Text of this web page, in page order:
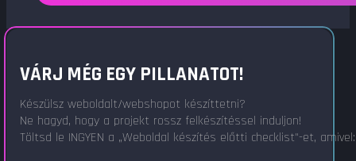
VÁRJ MÉG EGY PILLANATOT!
Készülsz weboldalt/webshopot készíttetni?
Ne hagyd, hogy a projekt rossz felkészítéssel induljon!
Töltsd le INGYEN a „Weboldal készítés előtti checklist"-et, amivel: